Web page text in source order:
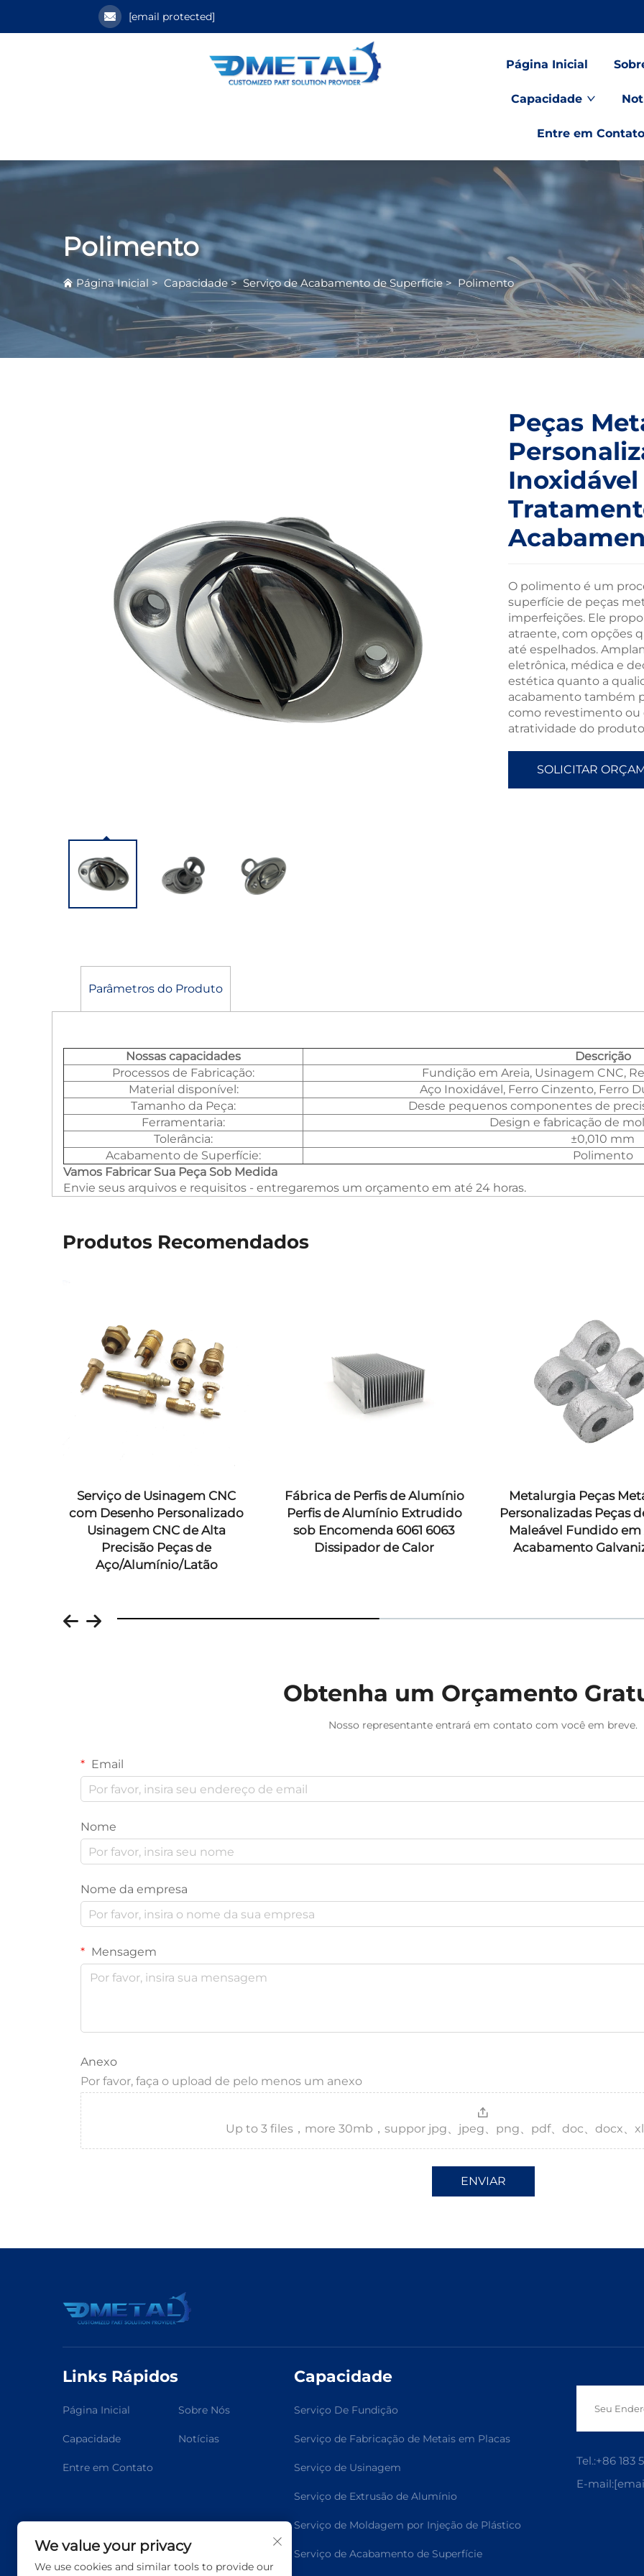
[email protected]
Página Inicial
Capacidade
Entre em Contato
Polimento
Página Inicial > Capacidade>Serviço de Acabamento de Superfície> Polimento
Peças
O polimento é um
superfície de peças
imperfeições. Ele
atraente, com opções
até espelhados.
eletrônica, médica e
estética quanto a
acabamento também
como revestimento ou
atratividade do
SOLICITAR
Parâmetros do Produto
Nossas capacidades
Descrição
Processos de Fabricação:
Fundição em Areia, Usinagem CNC,
Material disponível:
Aço Inoxidável, Ferro Cinzento, Ferro
Tamanho da Peça:
Desde pequenos componentes de
Ferramentaria:
Design e fabricação de
Tolerância:
±0,010 mm
Acabamento de Superfície:
Polimento
Vamos Fabricar Sua Peça Sob Medida
Envie seus arquivos e requisitos - entregaremos um orçamento em até 24 horas.
Produtos Recomendados
Serviço de Usinagem CNC
com Desenho Personalizado
Usinagem CNC de Alta
Precisão Peças de
Aço/Alumínio/Latão
Fábrica de Perfis de Alumínio
Perfis de Alumínio Extrudido
sob Encomenda 6061 6063
Dissipador de Calor
Metalurgia Peças
Personalizadas Peças
Maleável Fundido em
Acabamento
Obtenha um Orçamento
Nosso representante entrará em contato com você em breve.
Email
Nome
Nome da empresa
Mensagem
Anexo
Por favor, faça o upload de pelo menos um anexo
Up to 3 files，more 30mb，suppor jpg、jpeg、png、pdf、doc、docx、
ENVIAR
Links Rápidos
Página Inicial Sobre Nós
Capacidade Notícias
Entre em Contato
Capacidade
Serviço De Fundição
Serviço de Fabricação de Metais em Placas
Serviço de Usinagem
Serviço de Extrusão de Alumínio
Serviço de Moldagem por Injeção de Plástico
Serviço de Acabamento de Superfície
Tel.:+86 183
E-mail:
We value your privacy
We use cookies and similar tools to provide our